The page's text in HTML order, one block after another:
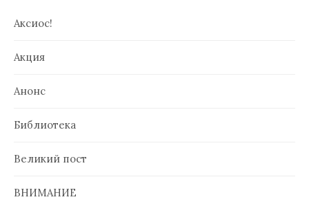
Аксиос!
Акция
Анонс
Библиотека
Великий пост
ВНИМАНИЕ